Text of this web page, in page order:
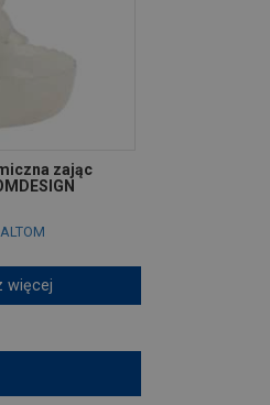
zając
ALTOM
więcej